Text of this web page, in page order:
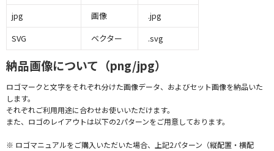
jpg
画像
.jpg
SVG
ベクター .svg
納品画像について（png/jpg）
ロゴマークと文字をそれぞれ分けた画像データ、およびセット画像を納品いた
します。
それぞれご利用用途に合わせお使いいただけます。
また、ロゴのレイアウトは以下の2パターンをご用意しております。
※ ロゴマニュアルをご購入いただいた場合、上記2パターン（縦配置・横配